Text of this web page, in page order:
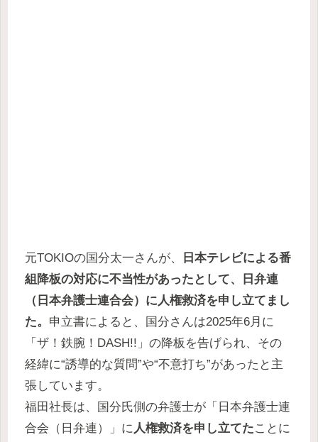
元TOKIOの国分太一さんが、
日本テレビによる番
組降板の対応に不当性があったとして、日弁連
（日本弁護士連合会）に人権救済を申し立てまし
た。 申立書によると、国分さんは2025年6月に
「ザ！鉄腕！DASH!!」の降板を告げられ、その
経緯に“誘導的な質問”や“不意打ち”があったと主
張しています。
福田社長は、国分氏側の弁護士が「日本弁護士連
合会（日弁連）」に人権救済を申し立てたことに